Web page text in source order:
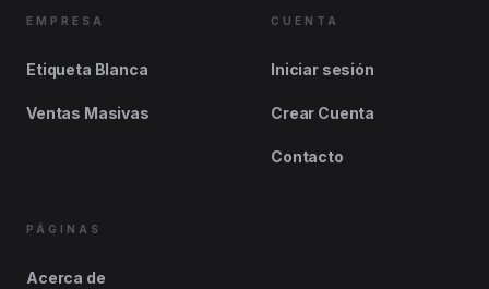
EMPRESA
Etiqueta Blanca
Ventas Masivas
CUENTA
Iniciar sesión
Crear Cuenta
Contacto
PÁGINAS
Acerca de